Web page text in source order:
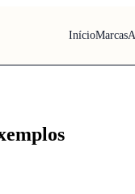
InícioMarcas